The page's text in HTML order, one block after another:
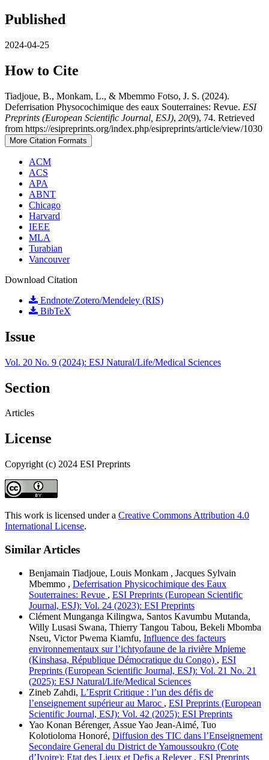
Published
2024-04-25
How to Cite
Tiadjoue, B., Monkam, L., & Mbemmo Fotso, J. S. (2024).
Deferrisation Physocochimique des eaux Souterraines: Revue. ESI
Preprints (European Scientific Journal, ESJ), 20(9), 74. Retrieved
from https://esipreprints.org/index.php/esipreprints/article/view/1030
More Citation Formats
ACM
ACS
APA
ABNT
Chicago
Harvard
IEEE
MLA
Turabian
Vancouver
Download Citation
Endnote/Zotero/Mendeley (RIS)
BibTeX
Issue
Vol. 20 No. 9 (2024): ESJ Natural/Life/Medical Sciences
Section
Articles
License
Copyright (c) 2024 ESI Preprints
This work is licensed under a Creative Commons Attribution 4.0
International License.
Similar Articles
Benjamain Tiadjoue, Louis Monkam , Jacques Sylvain
Mbemmo , Deferrisation Physicochimique des Eaux
Souterraines: Revue , ESI Preprints (European Scientific
Journal, ESJ): Vol. 24 (2023): ESI Preprints
Clément Munganga Kilingwa, Santos Kavumbu Mutanda,
Willy Lusasi Swana, Thierry Tangou Tabou, Bekeli Mbomba
Nseu, Victor Pwema Kiamfu, Influence des facteurs
environnementaux sur l’ichtyofaune de la rivière Mpieme
(Kinshasa, République Démocratique du Congo) , ESI
Preprints (European Scientific Journal, ESJ): Vol. 21 No. 21
(2025): ESJ Natural/Life/Medical Sciences
Zineb Zahdi, L’Esprit Critique : l’un des défis de
l’enseignement supérieur au Maroc , ESI Preprints (European
Scientific Journal, ESJ): Vol. 42 (2025): ESI Preprints
Yao Konan Bérenger, Assue Yao Jean-Aimé, Tuo
Kolotioloma Honoré, Diffusion des TIC dans l’Enseignement
Secondaire General du District de Yamoussoukro (Cote
d’Ivoire): Etat des Lieux et Defis a Relever , ESI Preprints